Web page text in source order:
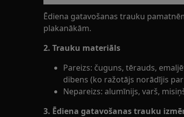
Ēdiena gatavošanas trauku
plakanākām.
2. Trauku materiāls
Pareizs: čuguns, tērauds,
dibens (ko ražotājs norādījis
Nepareizs: alumīnijs, varš,
3. Ēdiena gatavošanas trauku